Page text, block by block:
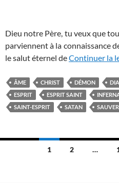
Dieu notre Père, tu veux que
parviennent à la connaissance
le salut éternel deContinuer la
ÂME CHRIST DÉMON
ESPRIT
ESPRIT SAINT
SAINT-ESPRIT
SATAN SAUVER
Navigation
1 2 …